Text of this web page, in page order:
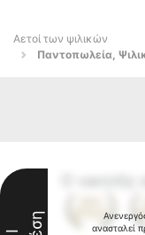
Αετοί των ψιλικών
Παντοπωλεία,
ανασταλεί
I